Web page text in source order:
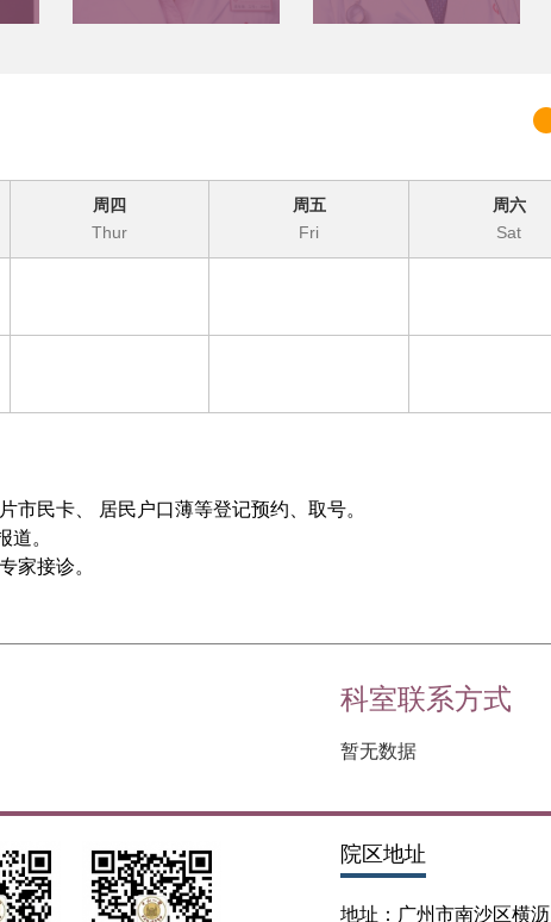
周四
Thur
周五
Fri
周六
Sat
民卡、 居民户口薄等登记预约、取号。
道。
家接诊。
科室联系方式
暂无数据
院区地址
地址：广州市南沙区横沥